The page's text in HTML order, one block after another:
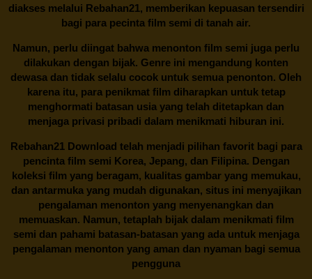
diakses melalui Rebahan21, memberikan kepuasan tersendiri
bagi para pecinta film semi di tanah air.
Namun, perlu diingat bahwa menonton film semi juga perlu
dilakukan dengan bijak. Genre ini mengandung konten
dewasa dan tidak selalu cocok untuk semua penonton. Oleh
karena itu, para penikmat film diharapkan untuk tetap
menghormati batasan usia yang telah ditetapkan dan
menjaga privasi pribadi dalam menikmati hiburan ini.
Rebahan21Download telah menjadi pilihan favorit bagi para
pencinta film semi Korea, Jepang, dan Filipina. Dengan
koleksi film yang beragam, kualitas gambar yang memukau,
dan antarmuka yang mudah digunakan, situs ini menyajikan
pengalaman menonton yang menyenangkan dan
memuaskan. Namun, tetaplah bijak dalam menikmati film
semi dan pahami batasan-batasan yang ada untuk menjaga
pengalaman menonton yang aman dan nyaman bagi semua
pengguna